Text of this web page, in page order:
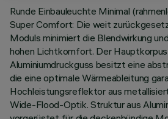
Runde Einbauleuchte Minimal
Super Comfort: Die weit
Moduls minimiert die Blendwirkung
hohen Lichtkomfort. Der Hauptkorpus
Aluminiumdruckguss besitzt eine
die eine optimale Wärmeableitung
Hochleistungsreflektor aus
Wide-Flood-Optik. Struktur aus